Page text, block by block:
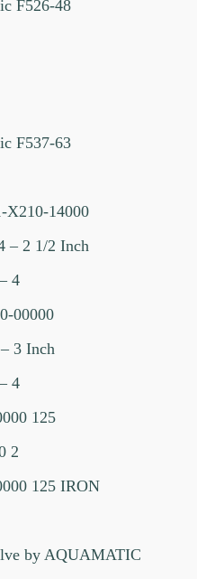
F526-48
F537-63
X210-14000
– 2 1/2 Inch
4
00000
3 Inch
4
125
2
125 IRON
by AQUAMATIC